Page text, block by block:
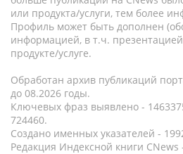
или продукта/услуги, тем более
Профиль может быть дополнен
информацией, в т.ч.
продукте/услуге.
Обработан архив публикаций
до 08.2026 годы.
Ключевых фраз выявлено -
724460.
Создано именных указателей -
Редакция Индексной книги CNews